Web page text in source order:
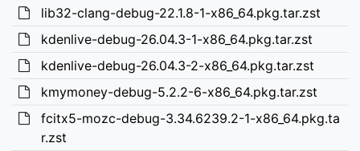
lib32-clang-debug-22.1.8-1-x86_64.pkg.tar.zst
kdenlive-debug-26.04.3-1-x86_64.pkg.tar.zst
kdenlive-debug-26.04.3-2-x86_64.pkg.tar.zst
kmymoney-debug-5.2.2-6-x86_64.pkg.tar.zst
fcitx5-mozc-debug-3.34.6239.2-1-x86_64.pkg.ta
r.zst